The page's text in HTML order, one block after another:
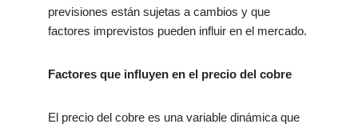
previsiones están sujetas a cambios y que
factores imprevistos pueden influir en el mercado.
Factores que influyen en el precio del cobre
El precio del cobre es una variable dinámica que